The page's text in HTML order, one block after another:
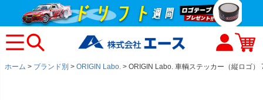
ホーム ブランド別 ORIGIN Labo. ORIGIN Labo. 車輌ステッカー（縦ロゴ